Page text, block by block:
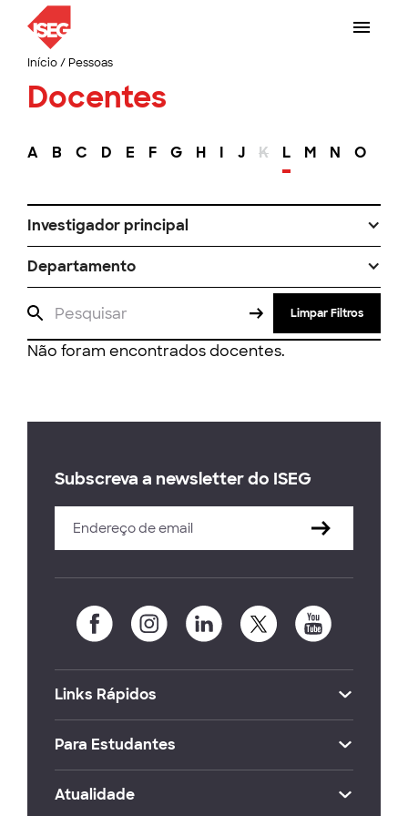
Início/ Pessoas
Docentes
A B C D E F G H I J K L M N O
Investigador principal
Departamento
Limpar Filtros
Não foram encontrados docentes.
Subscreva a newsletter do ISEG
Links Rápidos
Para Estudantes
Atualidade